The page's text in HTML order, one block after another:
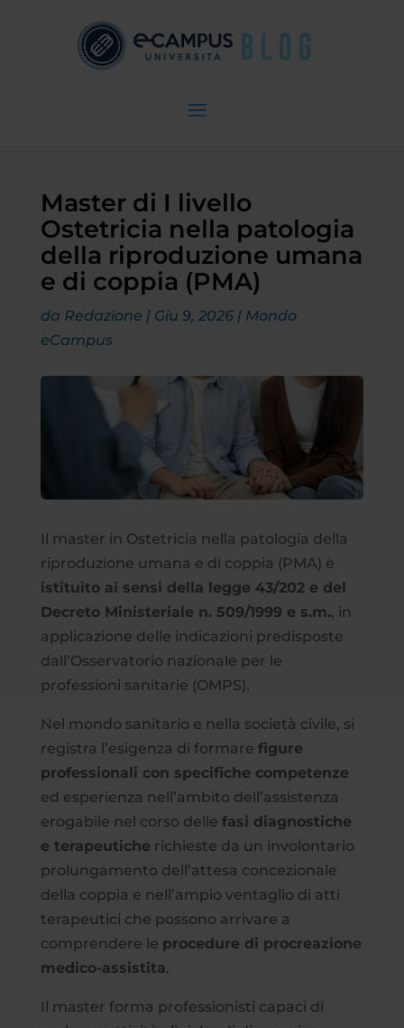
Master di I livello
Ostetricia nella patologia
della riproduzione umana
e di coppia (PMA)
da Redazione | Giu 9, 2026| Mondo
eCampus
Il master in Ostetricia nella patologia della
riproduzione umana e di coppia (PMA) è
istituito ai sensi della legge 43/202 e del
Decreto Ministeriale n. 509/1999 e s.m., in
applicazione delle indicazioni predisposte
dall’Osservatorio nazionale per le
professioni sanitarie (OMPS).
Nel mondo sanitario e nella società civile, si
registra l’esigenza di formare figure
professionali con specifiche competenze
ed esperienza nell’ambito dell’assistenza
erogabile nel corso delle fasi diagnostiche
e terapeutiche richieste da un involontario
prolungamento dell’attesa concezionale
della coppia e nell’ampio ventaglio di atti
terapeutici che possono arrivare a
comprendere le procedure di procreazione
medico-assistita.
Il master forma professionisti capaci di